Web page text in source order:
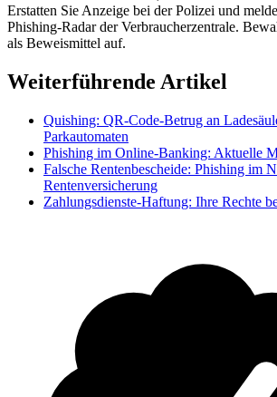
Erstatten Sie Anzeige bei der Polizei und
Phishing-Radar der Verbraucherzentrale.
als Beweismittel auf.
Weiterführende Artikel
Quishing: QR-Code-Betrug an
Parkautomaten
Phishing im Online-Banking: Aktuelle
Falsche Rentenbescheide: Phishing im
Rentenversicherung
Zahlungsdienste-Haftung: Ihre Rechte